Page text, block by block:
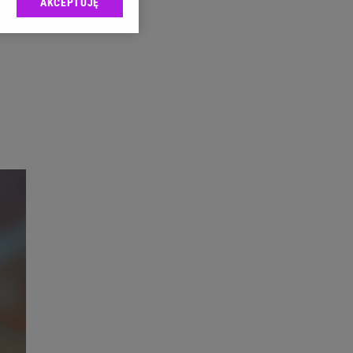
sp. z o.o., jej
Zmiana ustawień
celów identyfikacji.
reklam i treści,